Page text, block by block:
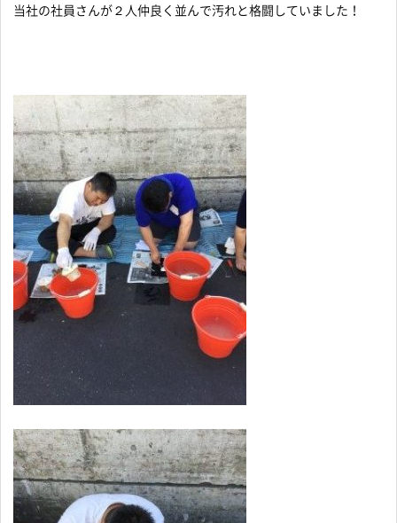
当社の社員さんが２人仲良く並んで汚れと格闘していました！